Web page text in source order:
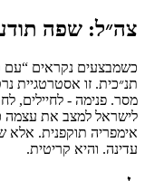
צה״ל: שפה
כשמבצעים נקראים “עם
תנ״כית. זו אסטרטגיית
מסר. פנימה - לחיילים,
לישראל למצב את עצמה
אימפריה תוקפנית. אלא
עדינה. והיא קריטית.